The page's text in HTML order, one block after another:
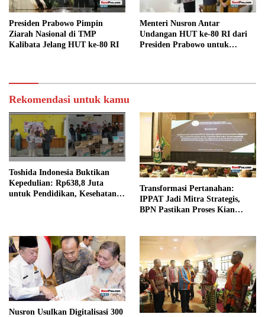
Presiden Prabowo Pimpin
Ziarah Nasional di TMP
Kalibata Jelang HUT ke-80 RI
Menteri Nusron Antar
Undangan HUT ke-80 RI dari
Presiden Prabowo untuk
Rekomendasi untuk kamu
Toshida Indonesia Buktikan
Kepedulian: Rp638,8 Juta
untuk Pendidikan, Kesehatan,
Transformasi Pertanahan:
IPPAT Jadi Mitra Strategis,
BPN Pastikan Proses Kian
Nusron Usulkan Digitalisasi 300